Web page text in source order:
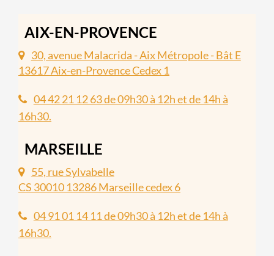
AIX-EN-PROVENCE
30, avenue Malacrida - Aix Métropole - Bât E
13617 Aix-en-Provence Cedex 1
04 42 21 12 63 de 09h30 à 12h et de 14h à
16h30.
MARSEILLE
55, rue Sylvabelle
CS 30010 13286 Marseille cedex 6
04 91 01 14 11 de 09h30 à 12h et de 14h à
16h30.